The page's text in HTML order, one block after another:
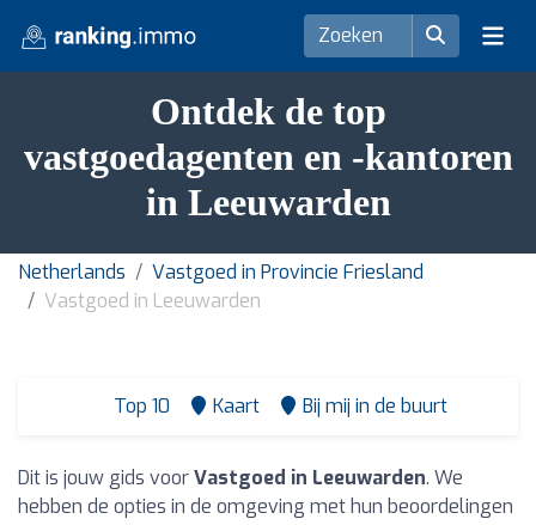
Ontdek de top
vastgoedagenten en -kantoren
in Leeuwarden
Netherlands
Vastgoed in Provincie Friesland
Vastgoed in Leeuwarden
Top 10 Kaart Bij mij in de buurt
Dit is jouw gids voorVastgoed in Leeuwarden. We
hebben de opties in de omgeving met hun beoordelingen